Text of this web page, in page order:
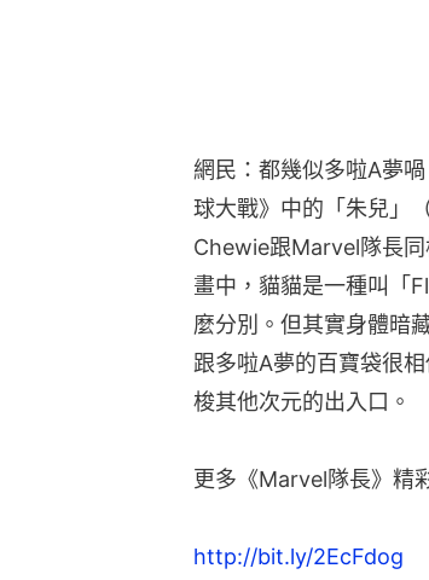
網民：都幾似多啦A夢
球大戰》中的「朱兒」
Chewie跟Marvel隊長
畫中，貓貓是一種叫「
麼分別。但其實身體暗
跟多啦A夢的百寶袋很
梭其他次元的出入口。
更多《Marvel隊長》精
http://bit.ly/2EcFdog